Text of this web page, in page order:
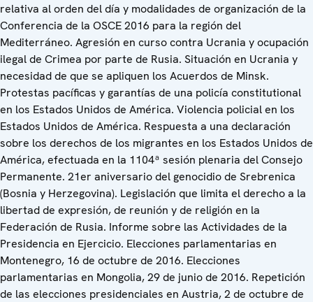
relativa al orden del día y modalidades de organización de la
Conferencia de la OSCE 2016 para la región del
Mediterráneo. Agresión en curso contra Ucrania y ocupación
ilegal de Crimea por parte de Rusia. Situación en Ucrania y
necesidad de que se apliquen los Acuerdos de Minsk.
Protestas pacíficas y garantías de una policía constitutional
en los Estados Unidos de América. Violencia policial en los
Estados Unidos de América. Respuesta a una declaración
sobre los derechos de los migrantes en los Estados Unidos de
América, efectuada en la 1104ª sesión plenaria del Consejo
Permanente. 21er aniversario del genocidio de Srebrenica
(Bosnia y Herzegovina). Legislación que limita el derecho a la
libertad de expresión, de reunión y de religión en la
Federación de Rusia. Informe sobre las Actividades de la
Presidencia en Ejercicio. Elecciones parlamentarias en
Montenegro, 16 de octubre de 2016. Elecciones
parlamentarias en Mongolia, 29 de junio de 2016. Repetición
de las elecciones presidenciales en Austria, 2 de octubre de